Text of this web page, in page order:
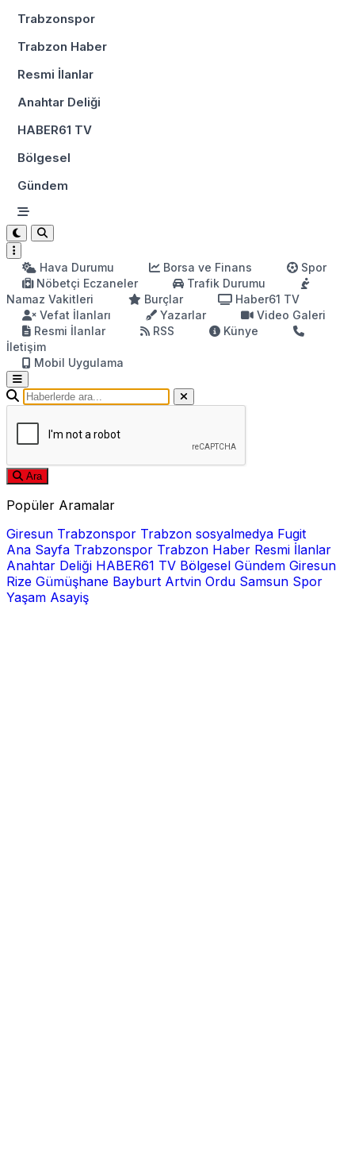
Trabzonspor
Trabzon Haber
Resmi İlanlar
Anahtar Deliği
HABER61 TV
Bölgesel
Gündem
Hava Durumu Borsa ve Finans
Spor
Nöbetçi Eczaneler
Trafik Durumu
Namaz Vakitleri
Burçlar
Haber61 TV
Vefat İlanları
Yazarlar
Video Galeri
Resmi İlanlar
RSS
Künye
İletişim
Mobil Uygulama
Ara
Popüler Aramalar
Giresun Trabzonspor Trabzon sosyalmedya Fugit
Ana Sayfa Trabzonspor Trabzon Haber Resmi İlanlar
Anahtar Deliği HABER61 TV Bölgesel Gündem Giresun
Rize Gümüşhane Bayburt Artvin Ordu Samsun Spor
Yaşam Asayiş